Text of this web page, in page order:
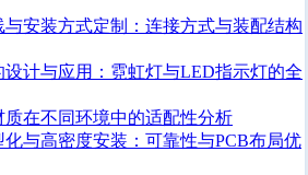
安装方式定制：连接方式与装配结构
计与应用：霓虹灯与LED指示灯的全
在不同环境中的适配性分析
与高密度安装：可靠性与PCB布局优